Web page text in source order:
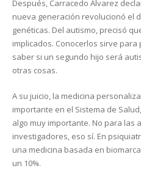
Después, Carracedo Álvarez
nueva generación revolucionó el
genéticas. Del autismo, precisó
implicados. Conocerlos sirve
saber si un segundo hijo será
otras cosas.
A su juicio, la medicina
importante en el Sistema de
algo muy importante. No para las
investigadores, eso sí. En
una medicina basada en
un 10%.